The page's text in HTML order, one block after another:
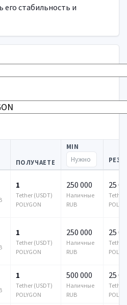
стабильность и
ПОЛУЧАЕТЕ
MIN
1
Tether (USDT)
POLYGON
250 000
Наличные
RUB
25
Tether
1
Tether (USDT)
POLYGON
250 000
Наличные
RUB
25
Tether
1
Tether (USDT)
POLYGON
500 000
Наличные
RUB
25
Tether